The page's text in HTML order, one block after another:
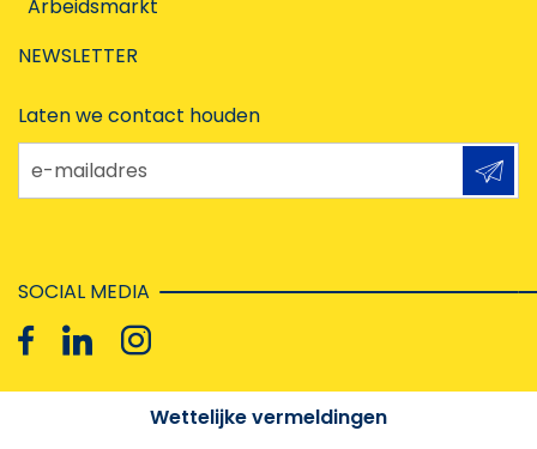
Arbeidsmarkt
NEWSLETTER
Laten we contact houden
e-mailadres
SOCIAL MEDIA
Wettelijke vermeldingen